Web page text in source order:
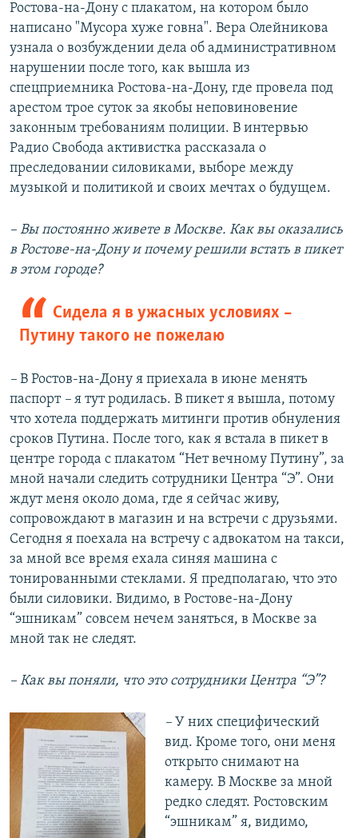
Ростова-на-Дону с плакатом, на котором было
написано "Мусора хуже говна". Вера Олейникова
узнала о возбуждении дела об административном
нарушении после того, как вышла из
спецприемника Ростова-на-Дону, где провела под
арестом трое суток за якобы неповиновение
законным требованиям полиции. В интервью
Радио Свобода активистка рассказала о
преследовании силовиками, выборе между
музыкой и политикой и своих мечтах о будущем.
– Вы постоянно живете в Москве. Как вы оказались
в Ростове-на-Дону и почему решили встать в пикет
в этом городе?
Сидела я в ужасных условиях –
Путину такого не пожелаю
– В Ростов-на-Дону я приехала в июне менять
паспорт – я тут родилась. В пикет я вышла, потому
что хотела поддержать митинги против обнуления
сроков Путина. После того, как я встала в пикет в
центре города с плакатом “Нет вечному Путину”, за
мной начали следить сотрудники Центра “Э”. Они
ждут меня около дома, где я сейчас живу,
сопровождают в магазин и на встречи с друзьями.
Сегодня я поехала на встречу с адвокатом на такси,
за мной все время ехала синяя машина с
тонированными стеклами. Я предполагаю, что это
были силовики. Видимо, в Ростове-на-Дону
“эшникам” совсем нечем заняться, в Москве за
мной так не следят.
– Как вы поняли, что это сотрудники Центра “Э”?
– У них специфический
вид. Кроме того, они меня
открыто снимают на
камеру. В Москве за мной
редко следят. Ростовским
“эшникам” я, видимо,